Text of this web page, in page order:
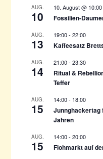
AUG.
10
10. August @ 10:00
Fossilien-
AUG.
13
19:00-22:00
Kaffeesatz
AUG.
14
21:00-23:30
Ritual &
Teffer
AUG.
15
14:00- 18:00
Junnghackertag
Jahren
AUG.
15
14:00-20:00
Flohmarkt auf